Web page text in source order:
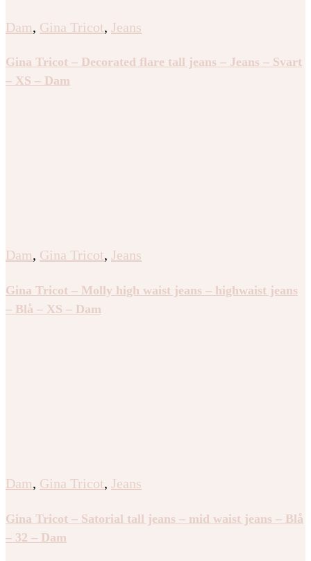
Dam, Gina Tricot, Jeans
Gina Tricot – Decorated flare tall jeans – Jeans – Svart
– XS – Dam
Dam, Gina Tricot, Jeans
Gina Tricot – Molly high waist jeans – highwaist jeans
– Blå – XS – Dam
Dam, Gina Tricot, Jeans
Gina Tricot – Satorial tall jeans – mid waist jeans – Blå
– 32 – Dam